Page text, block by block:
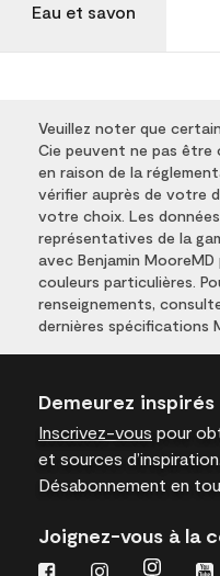
Eau et savon
Veuillez noter que
Cie peuvent ne pas
en raison de la
vérifier auprès de votre
votre choix. Les
représentatives de la
avec Benjamin
couleurs particulières.
renseignements,
dernières spécifications
Demeurez inspirés
Inscrivez-vous pour
et sources d’inspiration.
Désabonnement en
Joignez-vous à la